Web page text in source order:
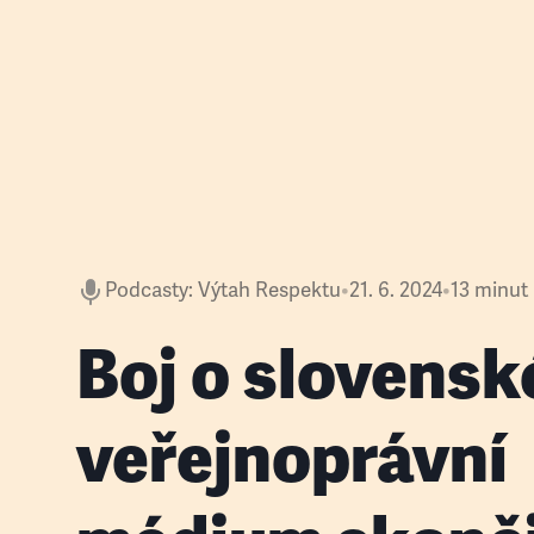
Podcasty: Výtah Respektu•21. 6. 2024•13 minut
Boj o
veřejnoprávní